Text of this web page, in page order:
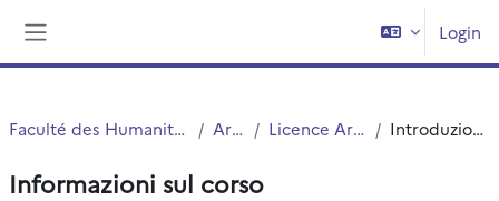
Login
Faculté des Humanités Arts Licence Arts Introduzione
Informazioni sul corso